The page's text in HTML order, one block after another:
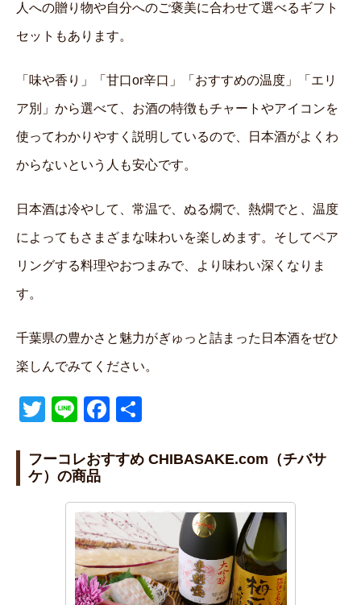
人への贈り物や自分へのご褒美に合わせて選べるギフト
セットもあります。
「味や香り」「甘口or辛口」「おすすめの温度」「エリ
ア別」から選べて、お酒の特徴もチャートやアイコンを
使ってわかりやすく説明しているので、日本酒がよくわ
からないという人も安心です。
日本酒は冷やして、常温で、ぬる燗で、熱燗でと、温度
によってもさまざまな味わいを楽しめます。そしてペア
リングする料理やおつまみで、より味わい深くなりま
す。
千葉県の豊かさと魅力がぎゅっと詰まった日本酒をぜひ
楽しんでみてください。
T
tt
er
Li
e
F
c
b
o
o
k
フーコレおすすめ CHIBASAKE.com（チバサ
ケ）の商品